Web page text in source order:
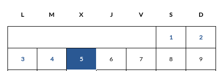
L M X J V S D
1 2
3 4 5 6 7 8 9